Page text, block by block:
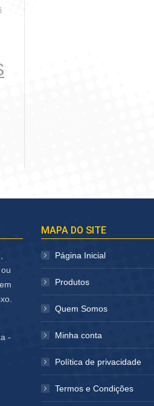
-
MAPA DO SITE
Página Inicial
Produtos
Quem Somos
Minha conta
Política de privacidade
Termos e Condições